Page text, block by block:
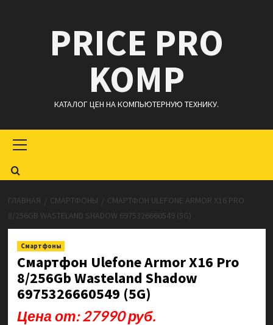
содержимомуPRICE PRO
KOMP
КАТАЛОГ ЦЕН НА КОМПЬЮТЕРНУЮ ТЕХНИКУ.
меню
ГЛАВНАЯ СМАРТФОНЫ
СМАРТФОН ULEFONE ARMOR X16 PRO
8/256GB WASTELAND SHADOW 6975326660549 (5G)
Смартфоны
Смартфон Ulefone Armor X16 Pro
8/256Gb Wasteland Shadow
6975326660549 (5G)
Цена от: 27990 руб.